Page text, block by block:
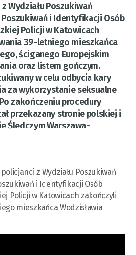
Wydziału Poszukiwań
Poszukiwań i Identyfikacji Osób
Policji w Katowicach
39-letniego mieszkańca
ściganego Europejskim
oraz listem gończym.
w celu odbycia kary
za wykorzystanie seksualne
zakończeniu procedury
przekazany stronie polskiej i
Śledczym Warszawa-
z Wydziału Poszukiwań
i Identyfikacji Osób
Policji w Katowicach zakończyli
mieszkańca Wodzisławia